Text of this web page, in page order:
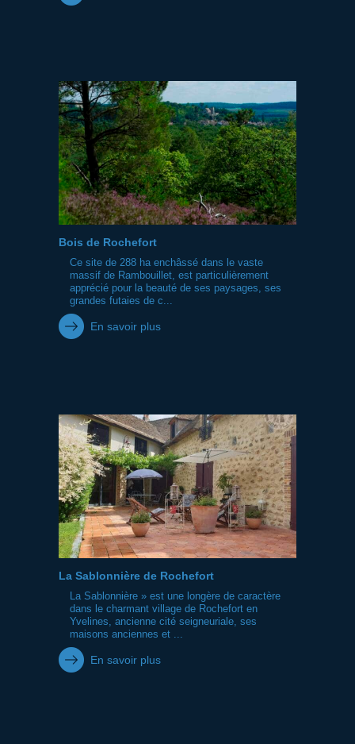
Bois de Rochefort
Ce site de 288 ha enchâssé dans le vaste
massif de Rambouillet, est particulièrement
apprécié pour la beauté de ses paysages, ses
grandes futaies de c...
En savoir plus
La Sablonnière de Rochefort
La Sablonnière » est une longère de caractère
dans le charmant village de Rochefort en
Yvelines, ancienne cité seigneuriale, ses
maisons anciennes et ...
En savoir plus